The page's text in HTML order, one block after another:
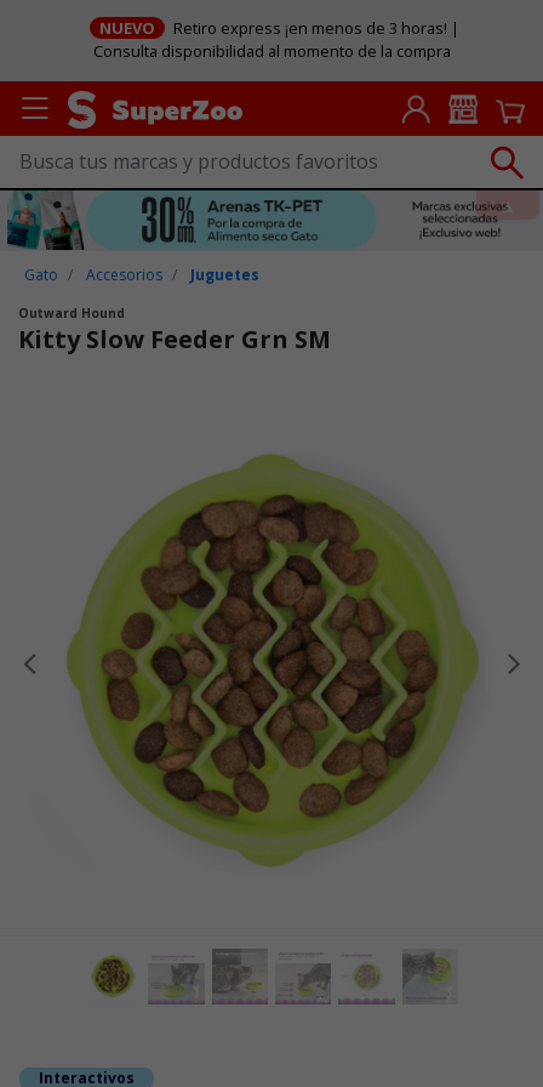
NUEVO
Retiro express ¡en menos de 3 horas! |
Consulta disponibilidad al momento de la compra
Gato Accesorios Juguetes
Outward Hound
Kitty Slow Feeder Grn SM
Anterior
Interactivos